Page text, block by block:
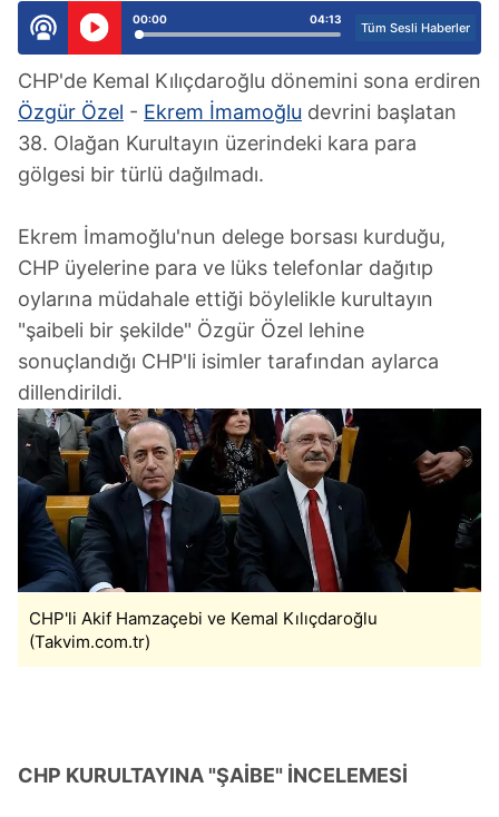
04:13
00:00
Tüm Sesli Haberler
CHP'de Kemal Kılıçdaroğlu dönemini sona erdiren
Özgür Özel - Ekrem İmamoğlu devrini başlatan
38. Olağan Kurultayın üzerindeki kara para
gölgesi bir türlü dağılmadı.
Ekrem İmamoğlu'nun delege borsası kurduğu,
CHP üyelerine para ve lüks telefonlar dağıtıp
oylarına müdahale ettiği böylelikle kurultayın
"şaibeli bir şekilde" Özgür Özel lehine
sonuçlandığı CHP'li isimler tarafından aylarca
dillendirildi.
CHP'li Akif Hamzaçebi ve Kemal Kılıçdaroğlu
(Takvim.com.tr)
CHP KURULTAYINA "ŞAİBE" İNCELEMESİ